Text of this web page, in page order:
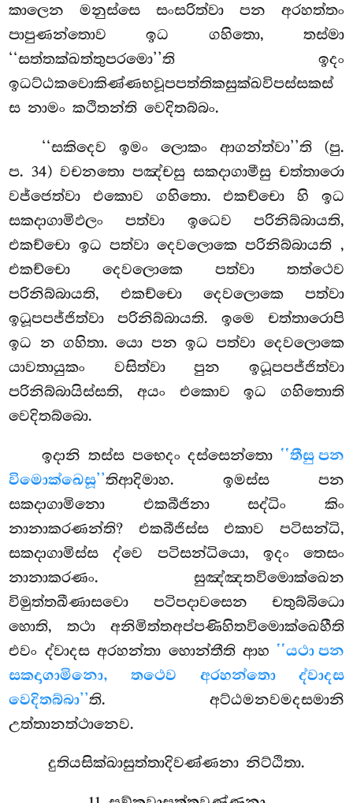
කාලෙන මනුස්සෙ සංසරිත්වා පන අරහත්තං
පාපුණන්තොව ඉධ ගහිතො, තස්මා
‘‘සත්තක්ඛත්තුපරමො’’ති ඉදං
ඉධට්ඨකවොකිණ්ණභවූපපත්තිකසුක්ඛවිපස්සකස්
ස නාමං කථිතන්ති වෙදිතබ්බං.
‘‘සකිදෙව ඉමං ලොකං ආගන්ත්වා’’ති (පු.
ප. 34) වචනතො පඤ්චසු සකදාගාමීසු චත්තාරො
වජ්ජෙත්වා එකොව ගහිතො. එකච්චො හි ඉධ
සකදාගාමිඵලං පත්වා ඉධෙව පරිනිබ්බායති,
එකච්චො ඉධ පත්වා දෙවලොකෙ පරිනිබ්බායති ,
එකච්චො දෙවලොකෙ පත්වා තත්ථෙව
පරිනිබ්බායති, එකච්චො දෙවලොකෙ පත්වා
ඉධූපපජ්ජිත්වා පරිනිබ්බායති. ඉමෙ චත්තාරොපි
ඉධ න ගහිතා. යො පන ඉධ පත්වා දෙවලොකෙ
යාවතායුකං වසිත්වා පුන ඉධූපපජ්ජිත්වා
පරිනිබ්බායිස්සති, අයං එකොව ඉධ ගහිතොති
වෙදිතබ්බො.
ඉදානි තස්ස පභෙදං දස්සෙන්තො ‘‘තීසු පන
විමොක්ඛෙසූ’’තිආදිමාහ. ඉමස්ස පන
සකදාගාමිනො එකබීජිනා සද්ධිං කිං
නානාකරණන්ති? එකබීජිස්ස එකාව පටිසන්ධි,
සකදාගාමිස්ස ද්වෙ පටිසන්ධියො, ඉදං තෙසං
නානාකරණං. සුඤ්ඤතවිමොක්ඛෙන
විමුත්තඛීණාසවො පටිපදාවසෙන චතුබ්බිධො
හොති, තථා අනිමිත්තඅප්පණිහිතවිමොක්ඛෙහීති
එවං ද්වාදස අරහන්තා හොන්තීති ආහ ‘‘යථා පන
සකදාගාමිනො, තථෙව අරහන්තො ද්වාදස
වෙදිතබ්බා’’ති. අට්ඨමනවමදසමානි
උත්තානත්ථානෙව.
දුතියසික්ඛාසුත්තාදිවණ්ණනා නිට්ඨිතා.